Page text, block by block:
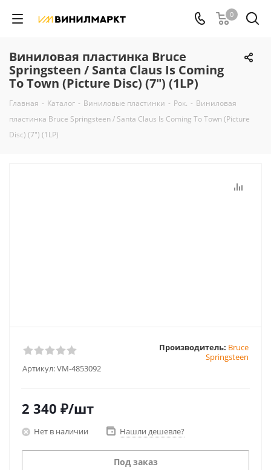
0
Виниловая пластинка Bruce
Springsteen / Santa Claus Is Coming
To Town (Picture Disc) (7") (1LP)
Главная - Каталог - Виниловые пластинки - Рок. - Виниловая
пластинка Bruce Springsteen / Santa Claus Is Coming To Town (Picture
Disc) (7") (1LP)
Артикул:VM-4853092
Производитель: Bruce
Springsteen
2 340 ₽/шт
Нет в наличии Нашли дешевле?
Под заказ